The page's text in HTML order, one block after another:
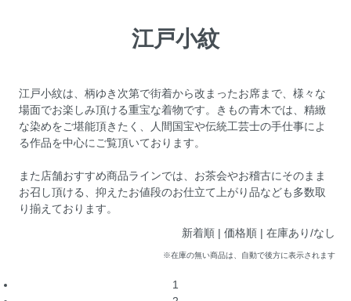
江戸小紋
江戸小紋は、柄ゆき次第で街着から改まったお席まで、様々な
場面でお楽しみ頂ける重宝な着物です。きもの青木では、精緻
な染めをご堪能頂きたく、人間国宝や伝統工芸士の手仕事によ
る作品を中心にご覧頂いております。
また店舗おすすめ商品ラインでは、お茶会やお稽古にそのまま
お召し頂ける、抑えたお値段のお仕立て上がり品なども多数取
り揃えております。
新着順 | 価格順 | 在庫あり/なし
※在庫の無い商品は、自動で後方に表示されます
1